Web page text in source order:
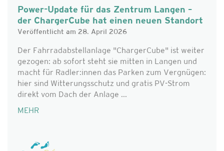
Power-Update für das Zentrum Langen –
der ChargerCube hat einen neuen Standort
Veröffentlicht am 28. April 2026
Der Fahrradabstellanlage "ChargerCube" ist weiter
gezogen: ab sofort steht sie mitten in Langen und
macht für Radler:innen das Parken zum Vergnügen:
hier sind Witterungsschutz und gratis PV-Strom
direkt vom Dach der Anlage ...
MEHR